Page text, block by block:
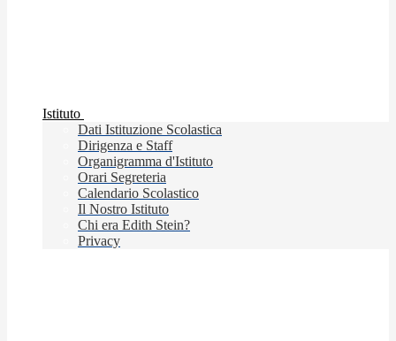
Istituto
Dati Istituzione Scolastica
Dirigenza e Staff
Organigramma d'Istituto
Orari Segreteria
Calendario Scolastico
Il Nostro Istituto
Chi era Edith Stein?
Privacy